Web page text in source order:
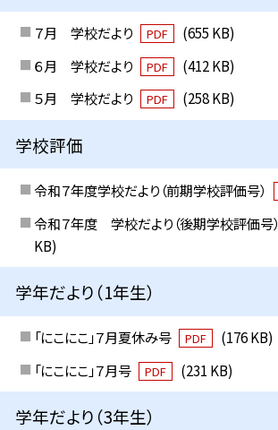
７月 学校だより PDF
(655 KB)
６月 学校だより
PDF
(412 KB)
５月 学校だより
PDF (258 KB)
学校評価
令和７年度学校だより（前期学校評価号）
令和７年度 学校だより（後期学校評価号）
KB)
学年だより（1年生）
「にこにこ」７月夏休み号 PDF
(176 KB)
「にこにこ」７月号
PDF (231 KB)
学年だより（3年生）